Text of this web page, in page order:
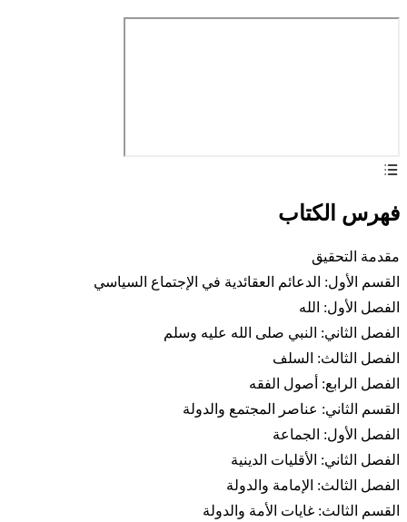
فهرس الكتاب
مقدمة التحقيق
القسم الأول: الدعائم العقائدية في الإجتماع السياسي
الفصل الأول: الله
الفصل الثاني: النبي صلى الله عليه وسلم
الفصل الثالث: السلف
الفصل الرابع: أصول الفقه
القسم الثاني: عناصر المجتمع والدولة
الفصل الأول: الجماعة
الفصل الثاني: الأقليات الدينية
الفصل الثالث: الإمامة والدولة
القسم الثالث: غايات الأمة والدولة